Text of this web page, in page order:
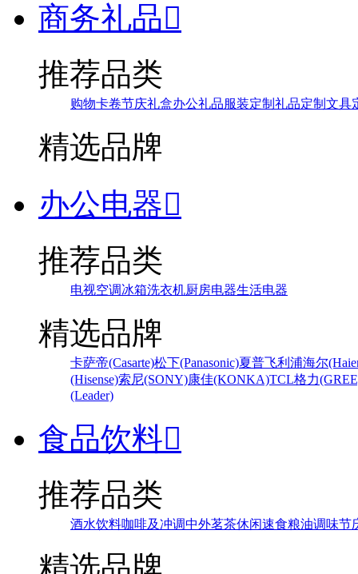
商务礼品
推荐品类
购物卡卷节庆礼盒办公礼品服装定制 礼品定制 文具
精选品牌
办公电器
推荐品类
电视空调冰箱洗衣机厨房电器生活电器
精选品牌
卡萨帝(Casarte)松下(Panasonic)夏普飞利浦海尔
(Hisense)索尼(SONY)康佳(KONKA)TCL格力
(Leader)
食品饮料
推荐品类
酒水饮料咖啡及冲调中外茗茶休闲速食粮油调味节
精选品牌